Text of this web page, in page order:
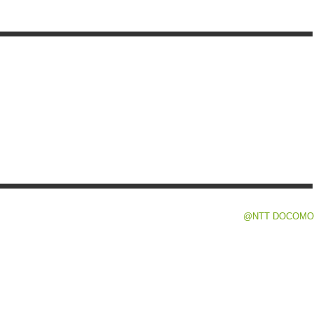
@NTT DOCOMO